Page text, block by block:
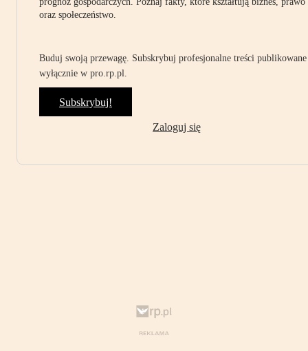
oraz społeczeństwo.
Buduj swoją przewagę. Subskrybuj profesjonalne treści publikowane
wyłącznie w pro.rp.pl.
Subskrybuj!
Zaloguj się